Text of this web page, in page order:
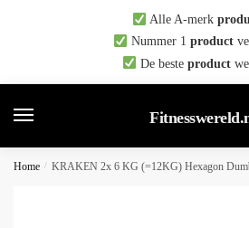
Alle A-merk
Nummer 1 product
De beste product
Home / KRAKEN 2x 6 KG (=12KG) Hexagon Dumbbell Set | Stabiele Zeshoekige Vorm | Duurzaam en Comfortabel | Veelzijdig en Betrouwbaar voor Krachttraining